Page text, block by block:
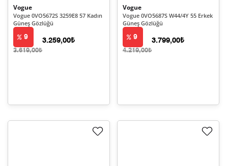
Vogue
Vogue 0VO5672S 3259E8 57 Kadın
Güneş Gözlüğü
9
3.619,00₺
3.259,00₺
Vogue
Vogue 0VO5687S W44/4Y 55 Erkek
Güneş Gözlüğü
9
4.219,00₺
3.799,00₺